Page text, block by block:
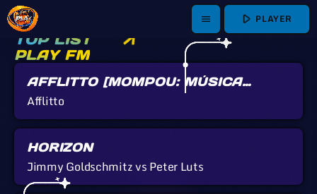
menu play_arrow PLAYER
TOP LIST
PLAY FM
AFFLITTO [MOMPOU: MÚSICA
CALLADA]
Afflitto
HORIZON
Jimmy Goldschmitz vs Peter Luts